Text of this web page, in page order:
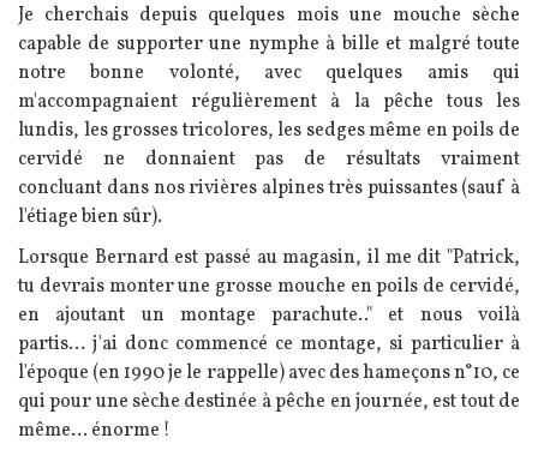
Je cherchais depuis quelques mois une mouche sèche
capable de supporter une nymphe à bille et malgré toute
notre bonne volonté, avec quelques amis qui
m'accompagnaient régulièrement à la pêche tous les
lundis, les grosses tricolores, les sedges même en poils de
cervidé ne donnaient pas de résultats vraiment
concluant dans nos rivières alpines très puissantes (sauf à
l'étiage bien sûr).
Lorsque Bernard est passé au magasin, il me dit "Patrick,
tu devrais monter une grosse mouche en poils de cervidé,
en ajoutant un montage parachute.." et nous voilà
partis... j'ai donc commencé ce montage, si particulier à
l'époque (en 1990 je le rappelle) avec des hameçons n°10, ce
qui pour une sèche destinée à pêche en journée, est tout de
même... énorme !